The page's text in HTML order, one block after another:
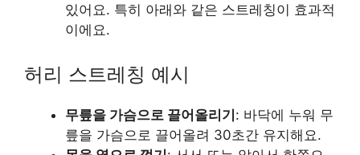
있어요. 특히 아래와 같은 스트레칭이 효과적
이에요.
허리 스트레칭 예시
무릎을 가슴으로 끌어올리기 : 바닥에 누워 무
릎을 가슴으로 끌어올려 30초간 유지해요.